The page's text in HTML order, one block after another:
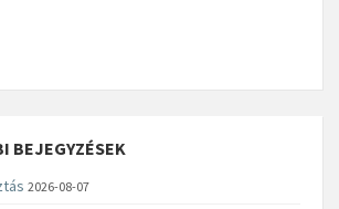
BEJEGYZÉSEK
2026-08-07